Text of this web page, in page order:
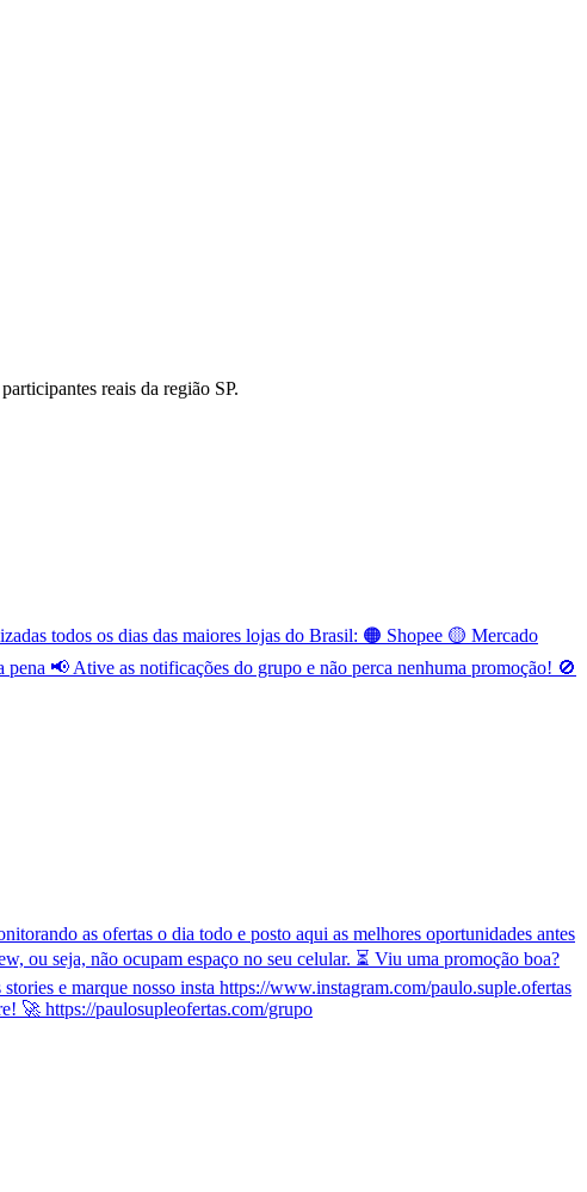
reais da região SP.
todos os dias das maiores lojas do Brasil: 🟠 Shopee 🟡 Mercado
📢 Ative as notificações do grupo e não perca nenhuma promoção! 🚫
as ofertas o dia todo e posto aqui as melhores oportunidades antes
ou seja, não ocupam espaço no seu celular. ⏳ Viu uma promoção boa?
e marque nosso insta https://www.instagram.com/paulo.suple.ofertas
🚀 https://paulosupleofertas.com/grupo